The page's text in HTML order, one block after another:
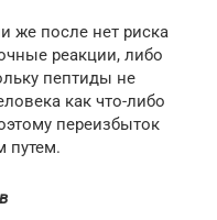
же после нет риска
реакции, либо
пептиды не
как что-либо
переизбыток
путем.